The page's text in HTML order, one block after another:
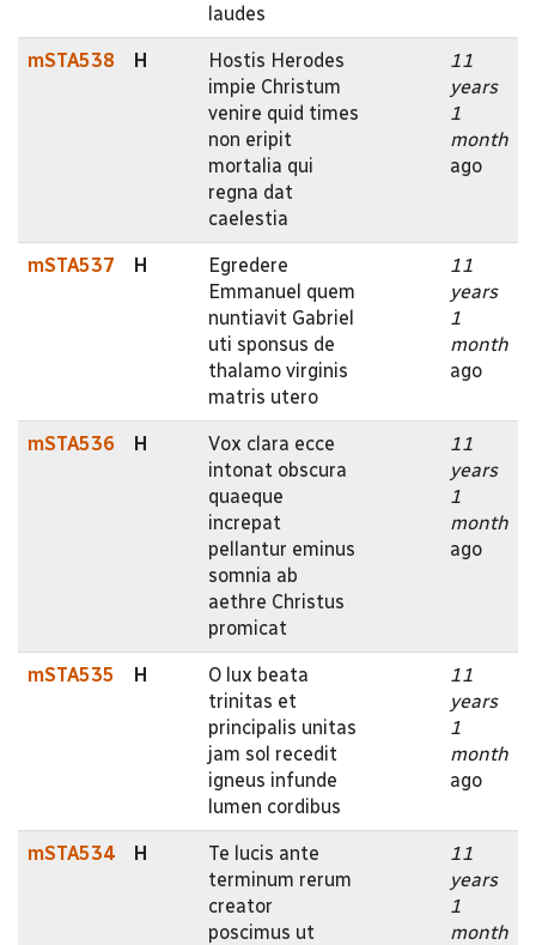
laudes
mSTA538 H
Hostis Herodes
impie Christum
venire quid times
non eripit
mortalia qui
regna dat
caelestia
11
years
1
month
ago
mSTA537 H
Egredere
Emmanuel quem
nuntiavit Gabriel
uti sponsus de
thalamo virginis
matris utero
11
years
1
month
ago
mSTA536 H
Vox clara ecce
intonat obscura
quaeque
increpat
pellantur eminus
somnia ab
aethre Christus
promicat
11
years
1
month
ago
mSTA535 H
O lux beata
trinitas et
principalis unitas
jam sol recedit
igneus infunde
lumen cordibus
11
years
1
month
ago
mSTA534 H
Te lucis ante
terminum rerum
creator
poscimus ut
11
years
1
month